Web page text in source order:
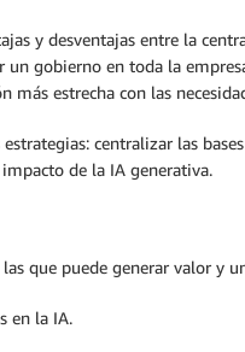
y desventajas entre la
gobierno en toda la
estrecha con las
centralizar las
de la IA generativa.
que puede generar valor y
en la IA.